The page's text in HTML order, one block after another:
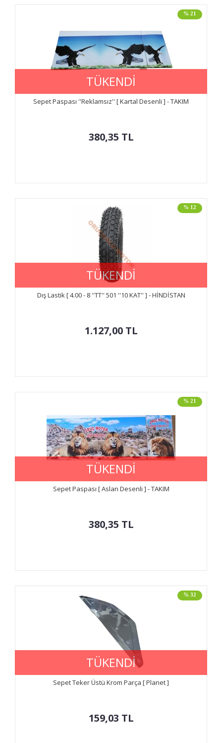
% 21
TÜKENDİ
Sepet Paspası ''Reklamsız'' [ Kartal Desenli ] - TAKIM
380,35 TL
% 12
TÜKENDİ
Dış Lastik [ 4.00 - 8 ''TT'' 501 ''10 KAT'' ] - HİNDİSTAN
1.127,00 TL
% 21
TÜKENDİ
Sepet Paspası [ Aslan Desenli ] - TAKIM
380,35 TL
% 32
TÜKENDİ
Sepet Teker Üstü Krom Parça [ Planet ]
159,03 TL